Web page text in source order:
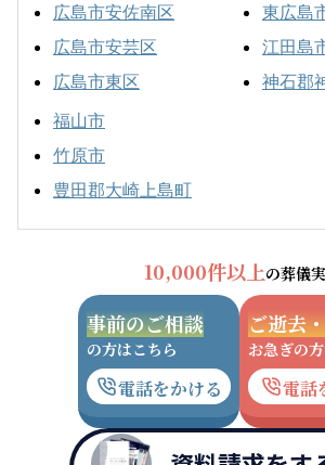
広島市安佐南区
広島市安芸区
広島市東区
東広島
江田島
神石郡
福山市
竹原市
豊田郡大崎上島町
10,000件以上の葬儀
事前のご相談
の方はこちら
電話をかける
ご逝去
お急ぎの
電話